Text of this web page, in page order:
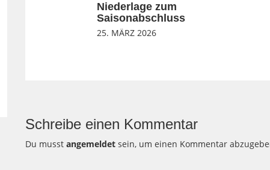
Niederlage zum
Saisonabschluss
25. MÄRZ 2026
Schreibe einen Kommentar
Du musst angemeldet sein, um einen Kommentar